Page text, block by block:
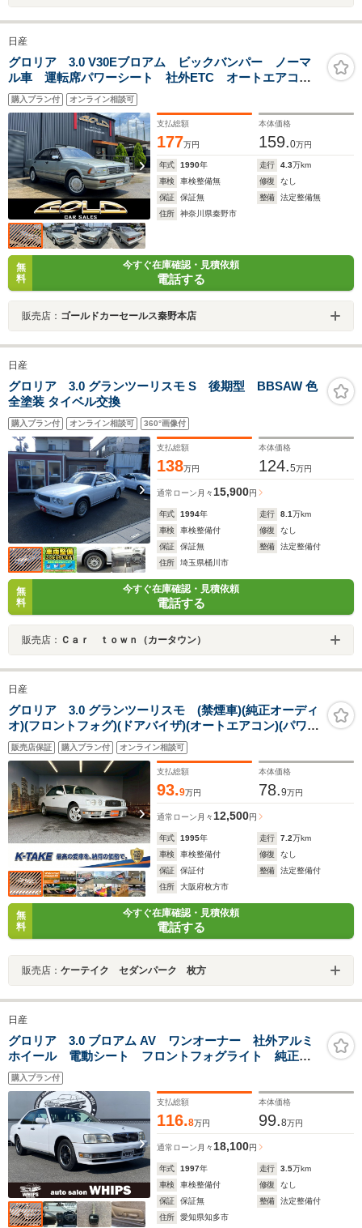
日産
グロリア 3.0 V30Eブロアム ビックバンパー ノーマ
ル車 運転席パワーシート 社外ETC オートエアコ
ン 純正15AW
購入プラン付 オンライン相談可
支払総額
177万円
本体価格
159.0万円
年式 1990年 走行 4.3万km
車検
車検整備無 修復
なし
保証
保証無 整備
法定整備無
住所
神奈川県秦野市
無
料
今すぐ在庫確認・見積依頼
電話する
販売店： ゴールドカーセールス秦野本店
日産
グロリア 3.0 グランツーリスモ S 後期型 BBSAW 色
全塗装 タイベル交換
購入プラン付 オンライン相談可 360°画像付
支払総額
138万円
本体価格
124.5万円
通常ローン 月々15,900円
年式 1994年 走行 8.1万km
車検
車検整備付 修復
なし
保証
保証無 整備
法定整備付
住所
埼玉県桶川市
無
料
今すぐ在庫確認・見積依頼
電話する
販売店： Ｃａｒ ｔｏｗｎ（カータウン）
日産
グロリア 3.0 グランツーリスモ (禁煙車)(純正オーディ
オ)(フロントフォグ)(ドアバイザ)(オートエアコン)(パワー
ステアリング)(オートライト)(ハロゲンヘッドライト)(電
動格納ミラー)(パワーウィンドウ)(純正16インチAW)
販売店保証 購入プラン付 オンライン相談可
支払総額
93.9万円
本体価格
78.9万円
通常ローン 月々 12,500円
年式 1995年 走行 7.2万km
車検
車検整備付 修復
なし
保証
保証付 整備
法定整備付
住所
大阪府枚方市
無
料
今すぐ在庫確認・見積依頼
電話する
販売店： ケーテイク セダンパーク 枚方
日産
グロリア 3.0 ブロアム AV ワンオーナー 社外アルミ
ホイール 電動シート フロントフォグライト 純正キ
ーレスキー ETC ラジオ再生 オートライト シガー
ソケット ABS 運転席・助手席エアバッグ エアコ
ン パワステ
購入プラン付
支払総額
116.8万円
本体価格
99.8万円
通常ローン 月々 18,100円
年式 1997年 走行 3.5万km
車検
車検整備付 修復
なし
保証
保証無 整備
法定整備付
住所
愛知県知多市